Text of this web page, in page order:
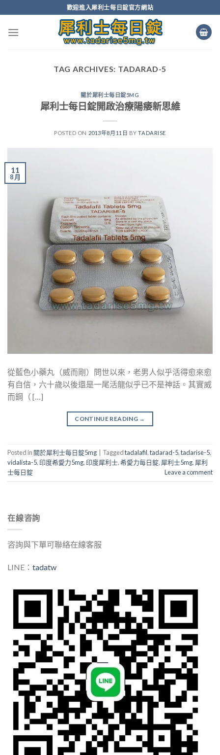
to
content
歡迎進入犀利士每日錠官方網站
TAG ARCHIVES: TADARAD-5
關於犀利士每日錠5MG
犀利士每日錠開啟治療陽痿新思維
POSTED ON 2013年8月11日 BYTADARISE
11
8 月
從藍色小藥丸（威而剛）問世以來，老男人似乎活得愈來愈
有自信，六十歲以後還是一尾活龍似乎已不是神話。其實威
而鋼（ […]
CONTINUE READING →
Posted in 關於犀利士每日錠5mg Taggedtadalafil,tadarad-5,tadarise-5,
vidalista-5, 印度希愛力5mg, 印度犀利士,希愛力每日錠, 犀利士5mg, 犀利
士每日錠
Leave a comment
在線咨詢
咨詢與下單可聯絡在線客服
LINE： tadatw